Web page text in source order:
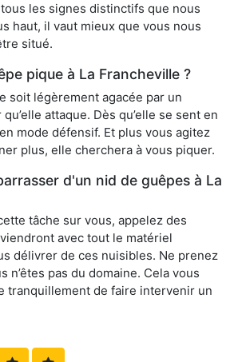
les signes distinctifs que nous
haut, il vaut mieux que vous nous
situé.
pique à La Francheville ?
soit légèrement agacée par un
attaque. Dès qu’elle se sent en
mode défensif. Et plus vous agitez
plus, elle cherchera à vous piquer.
d'un nid de guêpes à La
tâche sur vous, appelez des
avec tout le matériel
délivrer de ces nuisibles. Ne prenez
n’êtes pas du domaine. Cela vous
tranquillement de faire intervenir un